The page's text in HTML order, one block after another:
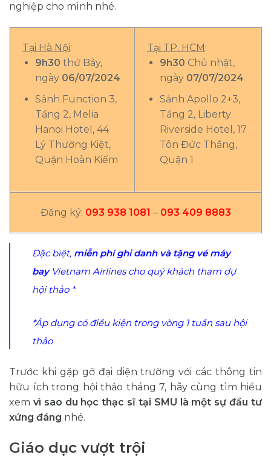
nghiệp cho mình nhé.
Tại Hà Nội:
9h30 thứ Bảy,
ngày 06/07/2024
Sảnh Function 3,
Tầng 2, Melia
Hanoi Hotel, 44
Lý Thường Kiệt,
Quận Hoàn Kiếm
Tại TP. HCM:
9h30 Chủ nhật,
ngày 07/07/2024
Sảnh Apollo 2+3,
Tầng 2, Liberty
Riverside Hotel, 17
Tôn Đức Thắng,
Quận 1
Đăng ký: 093 938 1081 – 093 409 8883
Đặc biệt, miễn phí ghi danh và tặng vé máy
bayVietnam Airlines cho quý khách tham dự
hội thảo *
*Áp dụng có điều kiện trong vòng 1 tuần sau hội
thảo
Trước khi gặp gỡ đại diện trường với các thông tin
hữu ích trong hội thảo tháng 7, hãy cùng tìm hiểu
xem vì sao du học thạc sĩ tại SMU là một sự đầu tư
xứng đáng nhé.
Giáo dục vượt trội